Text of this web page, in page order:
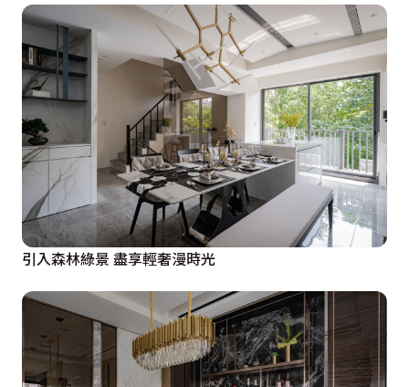
引入森林綠景 盡享輕奢漫時光